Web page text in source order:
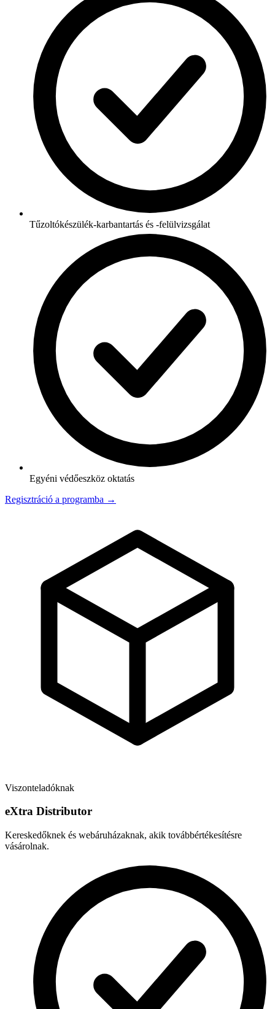
Tűzoltókészülék-karbantartás és -felülvizsgálat
Egyéni védőeszköz oktatás
Regisztráció a programba →
Viszonteladóknak
eXtra Distributor
Kereskedőknek és webáruházaknak, akik továbbértékesítésre
vásárolnak.